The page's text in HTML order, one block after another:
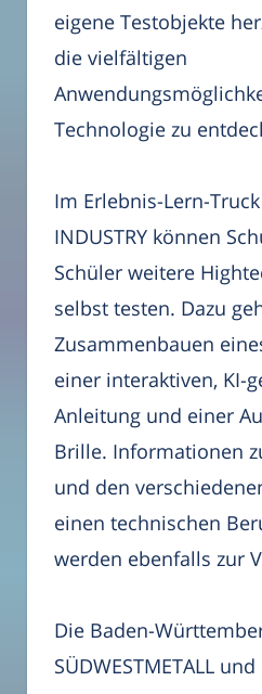
eigene Testobjekte
die vielfältigen
Technologie zu
Im Erlebnis-Lern-Truck
INDUSTRY können
Schüler weitere
selbst testen. Dazu
Zusammenbauen
einer interaktiven, KI-
Anleitung und einer
Brille. Informationen
und den
einen technischen
werden ebenfalls zur
Die Baden-
SÜDWESTMETALL